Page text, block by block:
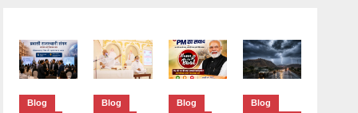
Blog
Blog
Blog
Blog